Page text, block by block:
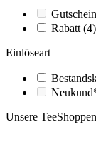
Rabatt (4)
Einlöseart
Unsere